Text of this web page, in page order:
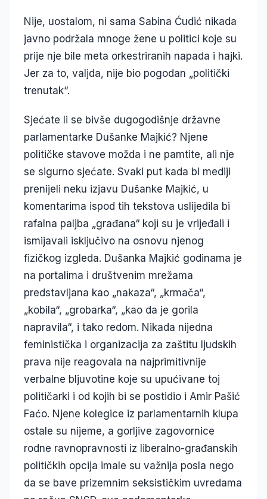
Nije, uostalom, ni sama Sabina Ćudić nikada
javno podržala mnoge žene u politici koje su
prije nje bile meta orkestriranih napada i hajki.
Jer za to, valjda, nije bio pogodan „politički
trenutak“.
Sjećate li se bivše dugogodišnje državne
parlamentarke Dušanke Majkić? Njene
političke stavove možda i ne pamtite, ali nje
se sigurno sjećate. Svaki put kada bi mediji
prenijeli neku izjavu Dušanke Majkić, u
komentarima ispod tih tekstova uslijedila bi
rafalna paljba „građana“ koji su je vrijeđali i
ismijavali isključivo na osnovu njenog
fizičkog izgleda. Dušanka Majkić godinama je
na portalima i društvenim mrežama
predstavljana kao „nakaza“, „krmača“,
„kobila“, „grobarka“, „kao da je gorila
napravila“, i tako redom. Nikada nijedna
feministička i organizacija za zaštitu ljudskih
prava nije reagovala na najprimitivnije
verbalne bljuvotine koje su upućivane toj
političarki i od kojih bi se postidio i Amir Pašić
Faćo. Njene kolegice iz parlamentarnih klupa
ostale su nijeme, a gorljive zagovornice
rodne ravnopravnosti iz liberalno-građanskih
političkih opcija imale su važnija posla nego
da se bave prizemnim seksističkim uvredama